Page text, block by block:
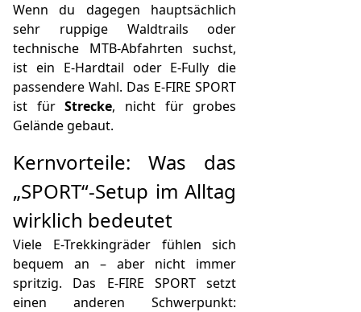
Wenn du dagegen hauptsächlich
sehr ruppige Waldtrails oder
technische MTB-Abfahrten suchst,
ist ein E-Hardtail oder E-Fully die
passendere Wahl. Das E-FIRE SPORT
ist fürStrecke, nicht für grobes
Gelände gebaut.
Kernvorteile: Was das
„SPORT“-Setup im Alltag
wirklich bedeutet
Viele E-Trekkingräder fühlen sich
bequem an – aber nicht immer
spritzig. Das E-FIRE SPORT setzt
einen anderen Schwerpunkt: